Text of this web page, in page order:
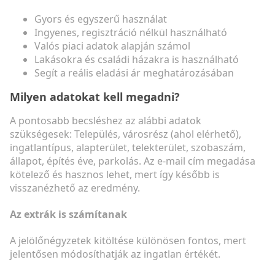
Gyors és egyszerű használat
Ingyenes, regisztráció nélkül használható
Valós piaci adatok alapján számol
Lakásokra és családi házakra is használható
Segít a reális eladási ár meghatározásában
Milyen adatokat kell megadni?
A pontosabb becsléshez az alábbi adatok
szükségesek: Település, városrész (ahol elérhető),
ingatlantípus, alapterület, telekterület, szobaszám,
állapot, építés éve, parkolás. Az e-mail cím megadása
kötelező és hasznos lehet, mert így később is
visszanézhető az eredmény.
Az extrák is számítanak
A jelölőnégyzetek kitöltése különösen fontos, mert
jelentősen módosíthatják az ingatlan értékét.